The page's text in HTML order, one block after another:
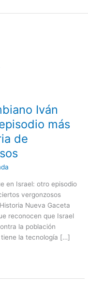
Iván
más
de
en Israel: otro episodio
vergonzosos
Nueva Gaceta
reconocen que Israel
la población
tiene la tecnología […]